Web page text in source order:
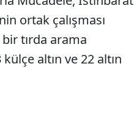
ortak çalışması
bir tırda arama
altın ve 22 altın